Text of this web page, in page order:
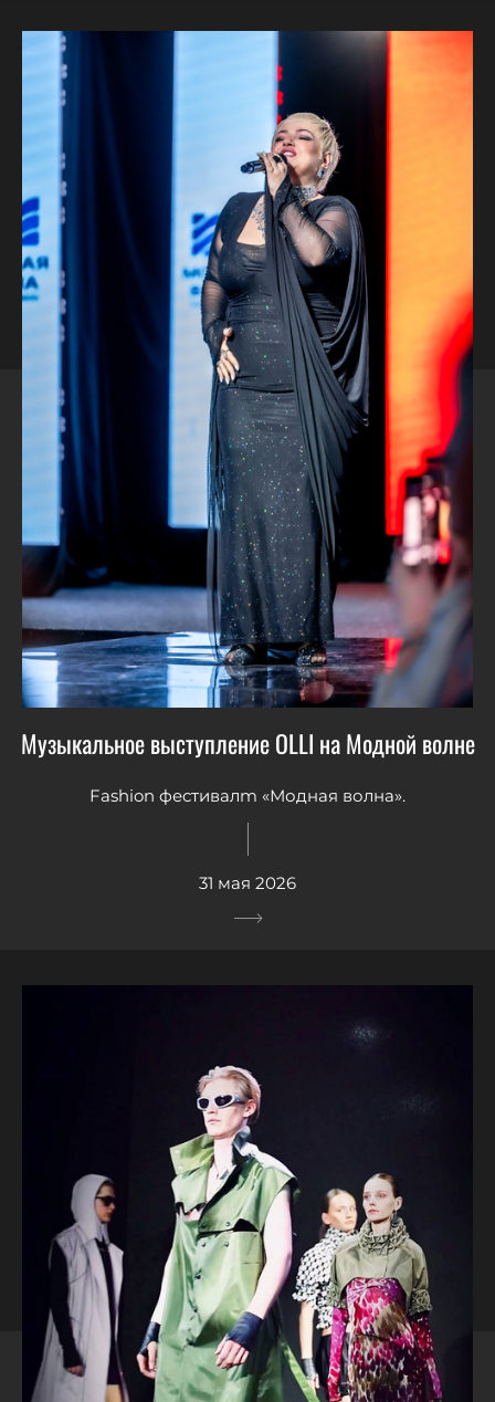
Музыкальное выступление OLLI на Модной волне
Fashion фестивалm «Модная волна».
31 мая 2026